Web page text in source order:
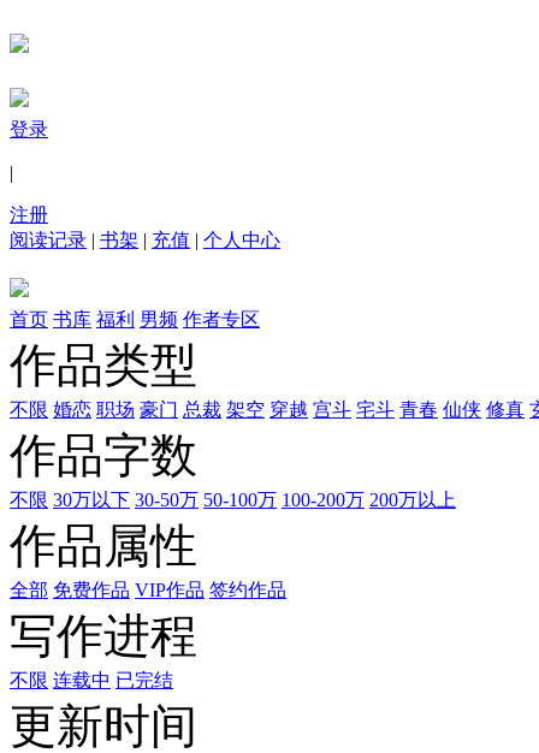
登录
|
注册
阅读记录 | 书架 | 充值 | 个人中心
首页 书库 福利 男频 作者专区
作品类型
不限 婚恋 职场 豪门 总裁 架空 穿越 宫斗 宅斗 青春 仙侠 修真
作品字数
不限 30万以下 30-50万 50-100万 100-200万 200万以上
作品属性
全部 免费作品 VIP作品 签约作品
写作进程
不限 连载中 已完结
更新时间